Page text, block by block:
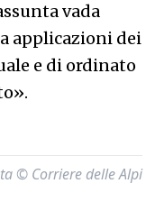
vada
applicazioni dei
e di ordinato
© Corriere delle Alpi